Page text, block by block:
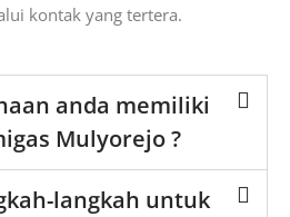
kontak yang tertera.
anda memiliki
Mulyorejo ?
langkah untuk